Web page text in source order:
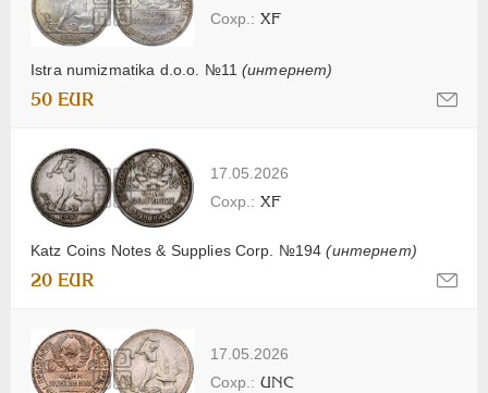
Istra numizmatika d.o.o. №11(интернет)
XF
50 EUR
17.05.2026
Katz Coins Notes & Supplies Corp. №194(интернет)
XF
20 EUR
17.05.2026
UNC